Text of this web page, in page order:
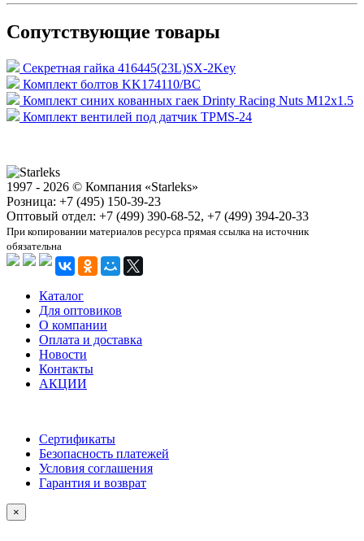
Сопутствующие товары
Секретная гайка 416445(23L)SX-2Key
Комплект болтов KK174110/BC
Комплект синих кованных гаек Drinty Racing Nuts М12х1.5
Комплект вентилей под датчик TPMS-24
1997 - 2026 © Компания «Starleks»
Розница: +7 (495) 150-39-23
Оптовый отдел: +7 (499) 390-68-52, +7 (499) 394-20-33
При копировании материалов ресурса прямая ссылка на источник
обязательна
Каталог
Для оптовиков
О компании
Оплата и доставка
Новости
Контакты
АКЦИИ
Сертификаты
Безопасность платежей
Условия соглашения
Гарантия и возврат
×